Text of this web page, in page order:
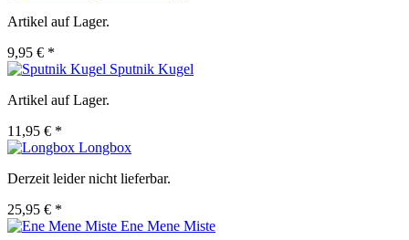
Artikel auf Lager.
9,95 € *
Sputnik Kugel
Artikel auf Lager.
11,95 € *
Longbox
Derzeit leider nicht lieferbar.
25,95 € *
Ene Mene Miste